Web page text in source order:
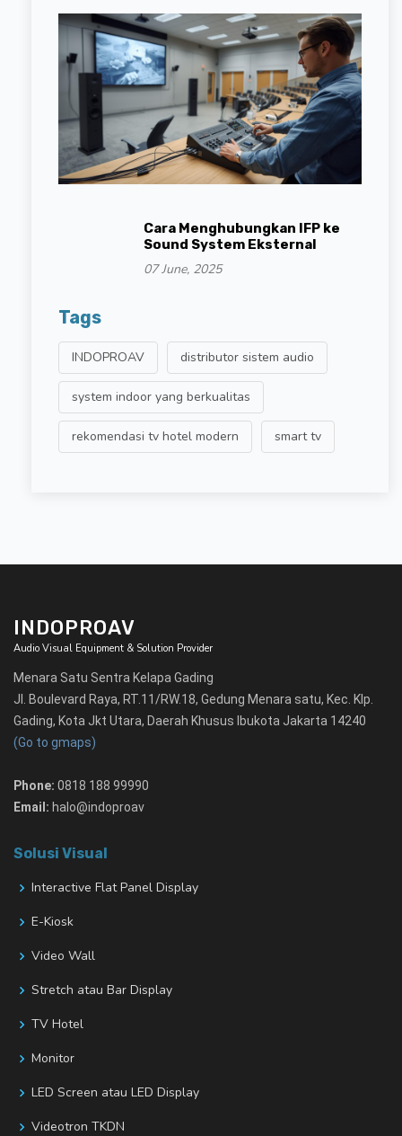
Cara Menghubungkan IFP ke
Sound System Eksternal
07 June, 2025
Tags
INDOPROAV distributor sistem audio
system indoor yang berkualitas
rekomendasi tv hotel modern smart tv
INDOPROAV
Audio Visual Equipment & Solution Provider
Menara Satu Sentra Kelapa Gading
Jl. Boulevard Raya, RT.11/RW.18, Gedung Menara satu, Kec. Klp.
Gading, Kota Jkt Utara, Daerah Khusus Ibukota Jakarta 14240
(Go to gmaps)
Phone: 0818 188 99990
Email: halo@indoproav
Solusi Visual
Interactive Flat Panel Display
E-Kiosk
Video Wall
Stretch atau Bar Display
TV Hotel
Monitor
LED Screen atau LED Display
Videotron TKDN